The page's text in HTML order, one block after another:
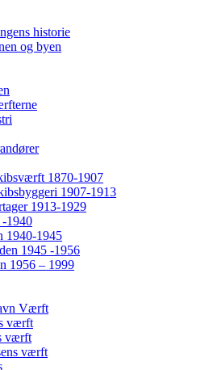
historie
og byen
1870-1907
1907-1913
1913-1929
1940
1940-1945
1945 -1956
1956 – 1999
Værft
værft
værft
værft